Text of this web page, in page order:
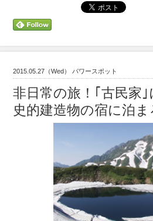
2015.05.27（Wed） パワースポット
非日常の旅！｢古民家
史的建造物の宿に泊